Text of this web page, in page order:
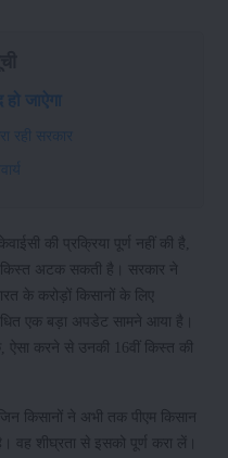
जाऐगा
रही सरकार
की प्रक्रिया पूर्ण नहीं की है,
किस्त अटक सकती है। सरकार ने
के करोड़ों किसानों के लिए
एक बड़ा अपडेट सामने आया है।
करने से उनकी 16वीं किस्त की
किसानों ने अभी तक पीएम किसान
वह शीघ्रता से इसको पूर्ण करा लें।